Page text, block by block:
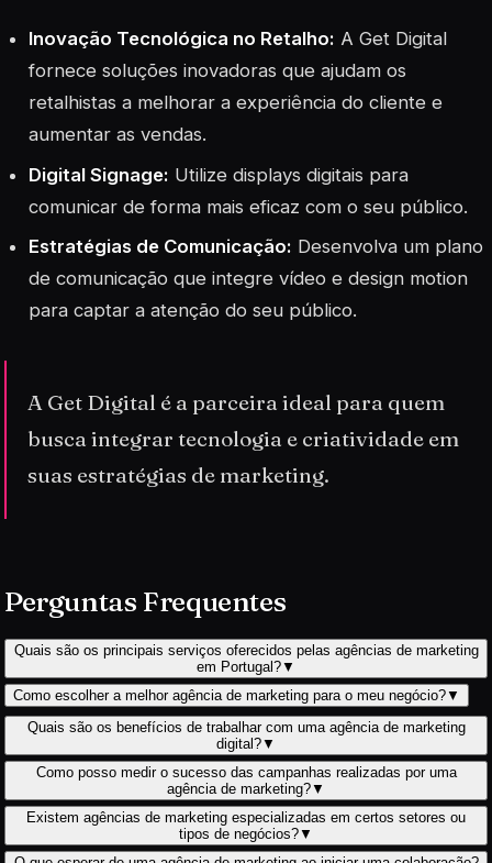
Inovação Tecnológica no Retalho: A Get Digital
fornece soluções inovadoras que ajudam os
retalhistas a melhorar a experiência do cliente e
aumentar as vendas.
Digital Signage: Utilize displays digitais para
comunicar de forma mais eficaz com o seu público.
Estratégias de Comunicação: Desenvolva um plano
de comunicação que integre vídeo e design motion
para captar a atenção do seu público.
A Get Digital é a parceira ideal para quem
busca integrar tecnologia e criatividade em
suas estratégias de marketing.
Perguntas Frequentes
Quais são os principais serviços oferecidos pelas agências de marketing
em Portugal?▼
Como escolher a melhor agência de marketing para o meu negócio?▼
Quais são os benefícios de trabalhar com uma agência de marketing
digital?▼
Como posso medir o sucesso das campanhas realizadas por uma
agência de marketing?▼
Existem agências de marketing especializadas em certos setores ou
tipos de negócios?▼